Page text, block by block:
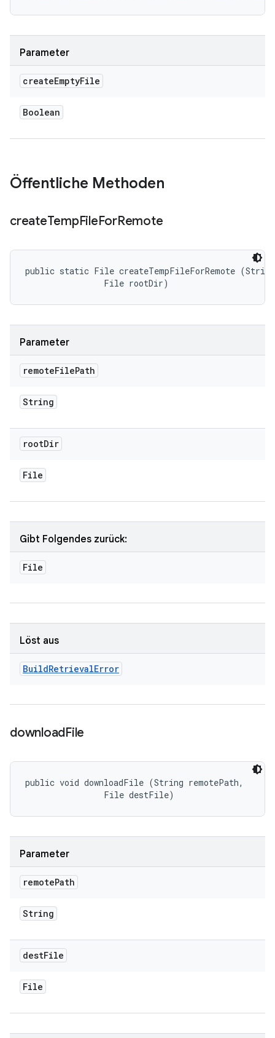
Parameter
createEmptyFile
Boolean
Öffentliche Methoden
createTempFileForRemote
public static File createTempFileForRemote
                File rootDir)
Parameter
remoteFilePath
String
rootDir
File
Gibt Folgendes zurück:
File
Löst aus
BuildRetrievalError
downloadFile
public void downloadFile (String remotePath,
                File destFile)
Parameter
remotePath
String
destFile
File